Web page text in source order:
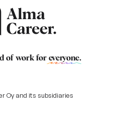
of work for everyone.
Oy and its subsidiaries